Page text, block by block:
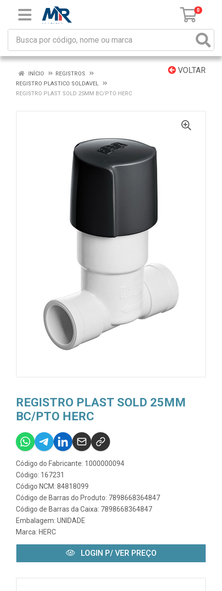
0
VOLTAR
INÍCIO
REGISTROS
REGISTRO PLASTICO SOLDAVEL
REGISTRO PLAST SOLD 25MM BC/PTO HERC
REGISTRO PLAST SOLD 25MM
BC/PTO HERC
Código do Fabricante: 1000000094
Código: 167231
Código NCM: 84818099
Código de Barras do Produto: 7898668364847
Código de Barras da Caixa: 7898668364847
Embalagem: UNIDADE
Marca: HERC
LOGIN P/ VER PREÇO